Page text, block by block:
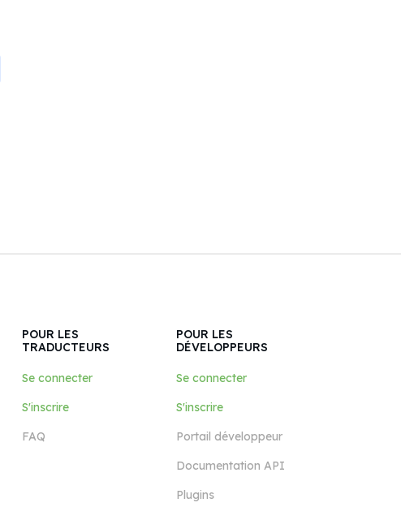
POUR LES
TRADUCTEURS
Se connecter
S'inscrire
FAQ
POUR LES
DÉVELOPPEURS
Se connecter
S'inscrire
Portail développeur
Documentation API
Plugins